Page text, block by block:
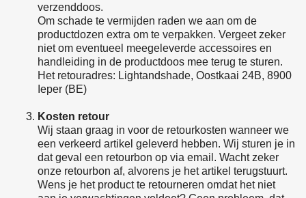
verzenddoos.
Om schade te vermijden raden we aan om de
productdozen extra om te verpakken. Vergeet zeker
niet om eventueel meegeleverde accessoires en
handleiding in de productdoos mee terug te sturen.
Het retouradres: Lightandshade, Oostkaai 24B, 8900
Ieper (BE)
Kosten retour
Wij staan graag in voor de retourkosten wanneer we
een verkeerd artikel geleverd hebben. Wij sturen je in
dat geval een retourbon op via email. Wacht zeker
onze retourbon af, alvorens je het artikel terugstuurt.
Wens je het product te retourneren omdat het niet